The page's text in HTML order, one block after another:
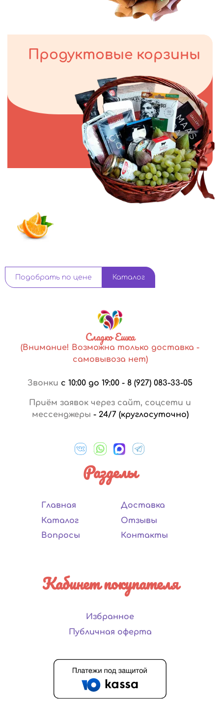
Продуктовые корзины
Подобрать по цене Каталог
Сладко Ешка
(Внимание! Возможна только доставка -
самовывоза нет)
Звонки с 10:00 до 19:00 - 8 (927) 083-33-05
Приём заявок через сайт, соцсети и
мессенджеры - 24/7 (круглосуточно)
Разделы
Главная
Каталог
Вопросы
Доставка
Отзывы
Контакты
Кабинет покупателя
Избранное
Публичная оферта